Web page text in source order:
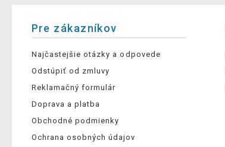
Pre zákazníkov
Najčastejšie otázky a odpovede
Odstúpiť od zmluvy
Reklamačný formulár
Doprava a platba
Obchodné podmienky
Ochrana osobných údajov